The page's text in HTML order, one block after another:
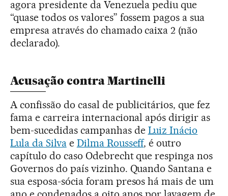
agora presidente da Venezuela pediu que
“quase todos os valores” fossem pagos a sua
empresa através do chamado caixa 2 (não
declarado).
Acusação contra Martinelli
A confissão do casal de publicitários, que fez
fama e carreira internacional após dirigir as
bem-sucedidas campanhas de Luiz Inácio
Lula da Silvae Dilma Rousseff, é outro
capítulo do caso Odebrecht que respinga nos
Governos do país vizinho. Quando Santana e
sua esposa-sócia foram presos há mais de um